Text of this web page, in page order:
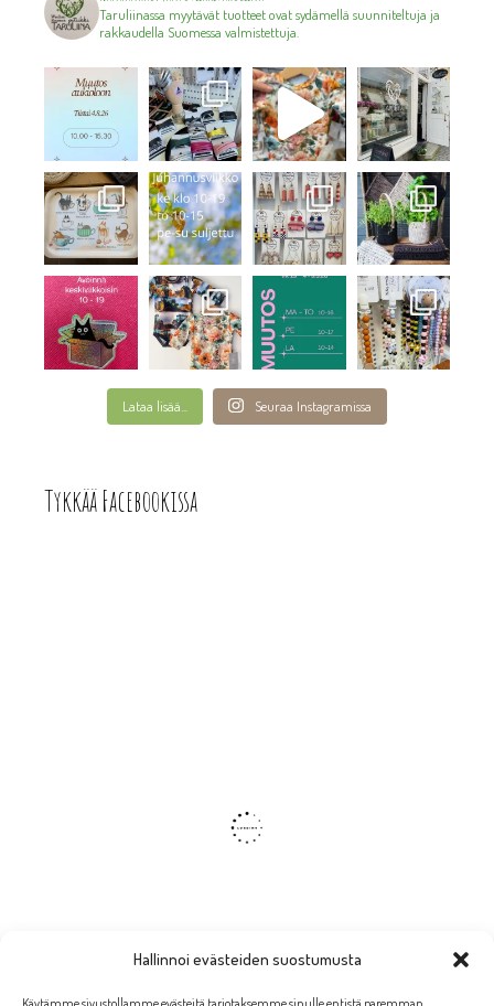
Hallinnoi evästeiden suostumusta
Taruliinassa myytävät tuotteet ovat sydämellä suunniteltuja ja
rakkaudella Suomessa valmistettuja.
Lataa lisää... Seuraa Instagramissa
Tykkää Facebookissa